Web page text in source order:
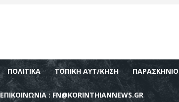
ΠΟΛΙΤΙΚΆ ΤΟΠΙΚΉ ΑΥΤ/ΚΗΣΗ ΠΑΡΑΣΚΉΝΙΟ
ΕΠΙΚΟΙΝΩΝΊΑ : FN@KORINTHIANNEWS.GR